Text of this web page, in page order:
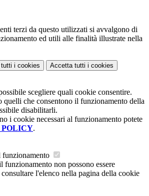
terzi da questo utilizzati si avvalgono di
ed utili alle finalità illustrate nella
tutti i cookies Accetta tutti i cookies
scegliere quali cookie consentire.
quelli che consentono il funzionamento della
disabilitarli.
i cookie necessari al funzionamento potete
POLICY.
funzionamento
funzionamento non possono essere
l'elenco nella pagina della cookie